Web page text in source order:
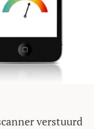
verstuurd